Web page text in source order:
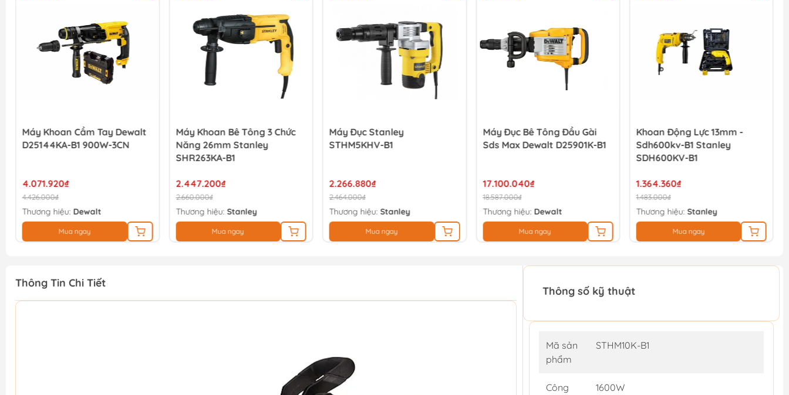
Máy Khoan Cầm Tay Dewalt
D25144KA-B1 900W-3CN
4.071.920₫
4.426.000₫
Thương hiệu: Dewalt
Mua ngay
Máy Khoan Bê Tông 3 Chức
Năng 26mm Stanley
SHR263KA-B1
2.447.200₫
2.660.000₫
Thương hiệu: Stanley
Mua ngay
Máy Đục Stanley
STHM5KHV-B1
2.266.880₫
2.464.000₫
Thương hiệu: Stanley
Mua ngay
Máy Đục Bê Tông Đầu Gài
Sds Max Dewalt D25901K-B1
17.100.040₫
18.587.000₫
Thương hiệu: Dewalt
Mua ngay
Khoan Động Lực 13mm -
Sdh600kv-B1 Stanley
SDH600KV-B1
1.364.360₫
1.483.000₫
Thương hiệu: Stanley
Mua ngay
Thông Tin Chi Tiết
Thông số kỹ thuật
Mã sản
phẩm
STHM10K-B1
Công
1600W